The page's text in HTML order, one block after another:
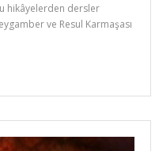
hikâyelerden dersler
ve Resul Karmaşası